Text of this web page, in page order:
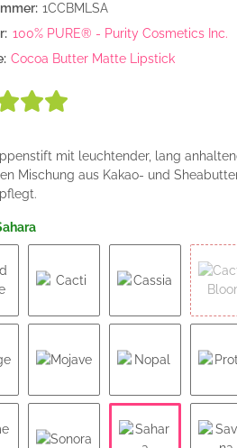
1CCBMLSA
100% PURE® - Purity Cosmetics Inc.
Cocoa Butter Matte Lipstick
mit leuchtender, lang
Mischung aus Kakao- und
OrangeCacti Cassia
Mojave Nopal